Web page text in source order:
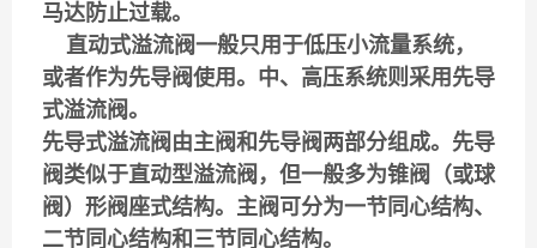
马达防止过载。
直动式溢流阀一般只用于低压小流量系统，
或者作为先导阀使用。 中、高压系统则采用先导
式溢流阀。
先导式溢流阀由主阀和先导阀两部分组成。先导
阀类似于直动型溢流阀，但一般多为锥阀（或球
阀）形阀座式结构。主阀可分为一节同心结构、
二节同心结构和三节同心结构。